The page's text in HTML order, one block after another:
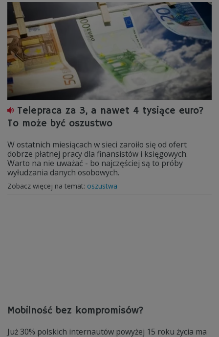
Telepraca za 3, a nawet 4 tysiące euro?
To może być oszustwo
W ostatnich miesiącach w sieci zaroiło się od ofert
dobrze płatnej pracy dla finansistów i księgowych.
Warto na nie uważać - bo najczęściej są to próby
wyłudzania danych osobowych.
Zobacz więcej na temat: oszustwa
Mobilność bez kompromisów?
Już 30% polskich internautów powyżej 15 roku życia ma